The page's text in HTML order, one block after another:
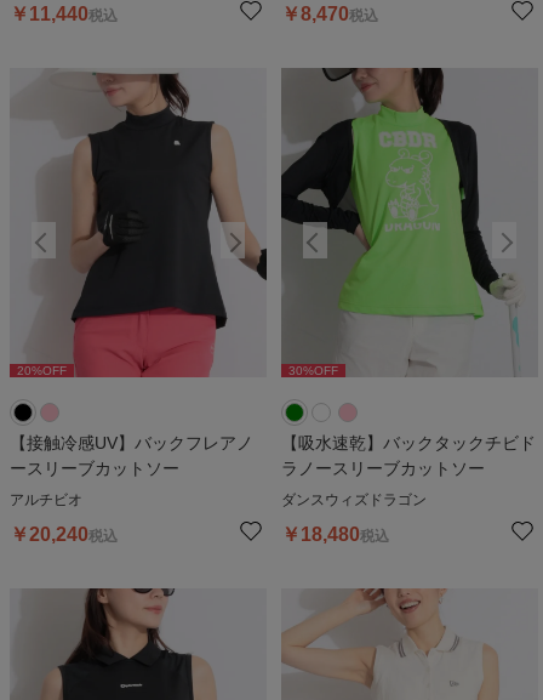
￥ 11,440税込 ￥8,470税込
20%OFF %OFF
【接触冷感UV】バックフレアノ
ースリーブカットソー
アルチビオ
￥20,240税込
30%OFF 30%OFF
【吸水速乾】バックタックチビド
ラノースリーブカットソー
ダンスウィズドラゴン
￥ 18,480税込